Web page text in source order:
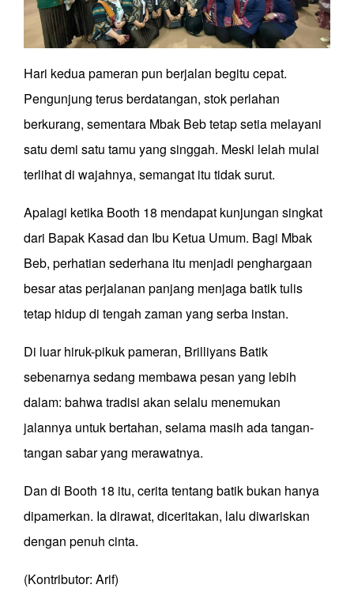
Hari kedua pameran pun berjalan begitu cepat.
Pengunjung terus berdatangan, stok perlahan
berkurang, sementara Mbak Beb tetap setia melayani
satu demi satu tamu yang singgah. Meski lelah mulai
terlihat di wajahnya, semangat itu tidak surut.
Apalagi ketika Booth 18 mendapat kunjungan singkat
dari Bapak Kasad dan Ibu Ketua Umum. Bagi Mbak
Beb, perhatian sederhana itu menjadi penghargaan
besar atas perjalanan panjang menjaga batik tulis
tetap hidup di tengah zaman yang serba instan.
Di luar hiruk-pikuk pameran, Brilliyans Batik
sebenarnya sedang membawa pesan yang lebih
dalam: bahwa tradisi akan selalu menemukan
jalannya untuk bertahan, selama masih ada tangan-
tangan sabar yang merawatnya.
Dan di Booth 18 itu, cerita tentang batik bukan hanya
dipamerkan. Ia dirawat, diceritakan, lalu diwariskan
dengan penuh cinta.
(Kontributor: Arif)